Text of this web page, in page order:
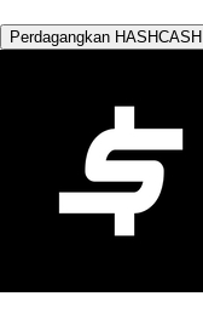
Perdagangkan HASHCASH